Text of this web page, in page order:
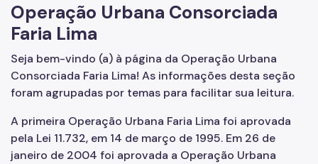
Água Espraiada
Centro
Faria Lima
Bairros do Tamanduateí
Áreas de Intervenção Urbana
Setor Central
Operação Urbana Consorciada
Faria Lima
Seja bem-vindo (a) à página da Operação Urbana
Consorciada Faria Lima! As informações desta seção
foram agrupadas por temas para facilitar sua leitura.
A primeira Operação Urbana Faria Lima foi aprovada
pela Lei 11.732, em 14 de março de 1995. Em 26 de
janeiro de 2004 foi aprovada a Operação Urbana